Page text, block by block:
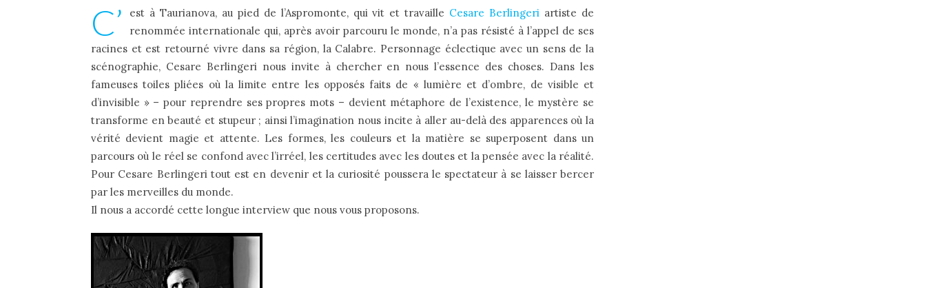
C’ est à Taurianova, au pied de l’Aspromonte, qui vit et travaille Cesare Berlingeri artiste de
renommée internationale qui, après avoir parcouru le monde, n’a pas résisté à l’appel de ses
racines et est retourné vivre dans sa région, la Calabre. Personnage éclectique avec un sens de la
scénographie, Cesare Berlingeri nous invite à chercher en nous l’essence des choses. Dans les
fameuses toiles pliées où la limite entre les opposés faits de « lumière et d’ombre, de visible et
d’invisible » – pour reprendre ses propres mots – devient métaphore de l’existence, le mystère se
transforme en beauté et stupeur ; ainsi l’imagination nous incite à aller au-delà des apparences où la
vérité devient magie et attente. Les formes, les couleurs et la matière se superposent dans un
parcours où le réel se confond avec l’irréel, les certitudes avec les doutes et la pensée avec la réalité.
Pour Cesare Berlingeri tout est en devenir et la curiosité poussera le spectateur à se laisser bercer
par les merveilles du monde.
Il nous a accordé cette longue interview que nous vous proposons.